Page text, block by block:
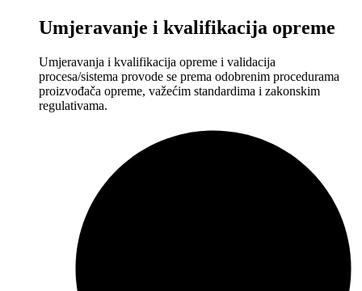
Umjeravanje i kvalifikacija opreme
Umjeravanja i kvalifikacija opreme i validacija
procesa/sistema provode se prema odobrenim procedurama
proizvođača opreme, važećim standardima i zakonskim
regulativama.